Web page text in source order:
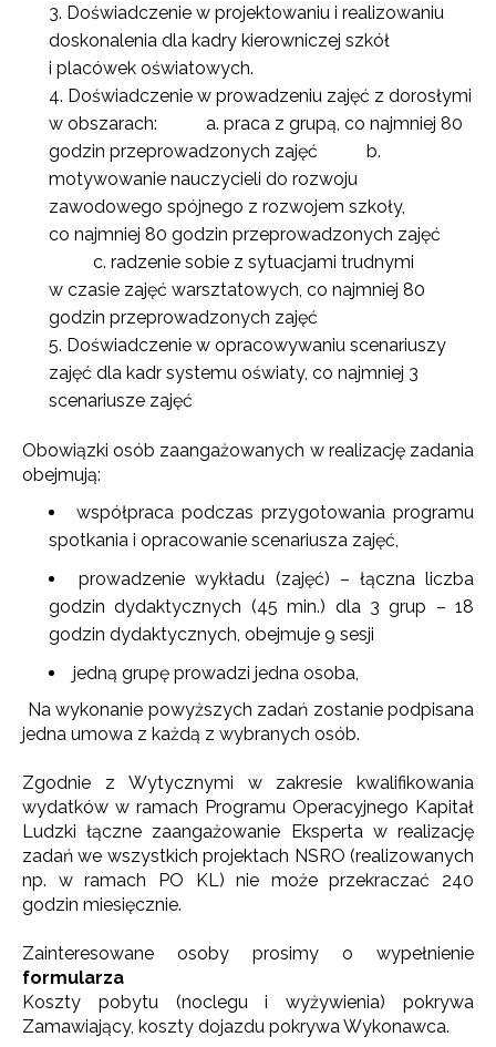
Doświadczenie w projektowaniu i realizowaniu
doskonalenia dla kadry kierowniczej szkół
i placówek oświatowych.
Doświadczenie w prowadzeniu zajęć z dorosłymi
w obszarach:
a. praca z grupą, co najmniej 80
godzin przeprowadzonych zajęć
b.
motywowanie nauczycieli do rozwoju
zawodowego spójnego z rozwojem szkoły,
co najmniej 80 godzin przeprowadzonych zajęć
c. radzenie sobie z sytuacjami trudnymi
w czasie zajęć warsztatowych, co najmniej 80
godzin przeprowadzonych zajęć
Doświadczenie w opracowywaniu scenariuszy
zajęć dla kadr systemu oświaty, co najmniej 3
scenariusze zajęć
Obowiązki osób zaangażowanych w realizację zadania
obejmują:
współpraca podczas przygotowania programu
spotkania i opracowanie scenariusza zajęć,
prowadzenie wykładu (zajęć) – łączna liczba
godzin dydaktycznych (45 min.) dla 3 grup – 18
godzin dydaktycznych, obejmuje 9 sesji
jedną grupę prowadzi jedna osoba,
Na wykonanie powyższych zadań zostanie podpisana
jedna umowa z każdą z wybranych osób.
Zgodnie z Wytycznymi w zakresie kwalifikowania
wydatków w ramach Programu Operacyjnego Kapitał
Ludzki łączne zaangażowanie Eksperta w realizację
zadań we wszystkich projektach NSRO (realizowanych
np. w ramach PO KL) nie może przekraczać 240
godzin miesięcznie.
Zainteresowane osoby prosimy o wypełnienie
formularza
Koszty pobytu (noclegu i wyżywienia) pokrywa
Zamawiający, koszty dojazdu pokrywa Wykonawca.